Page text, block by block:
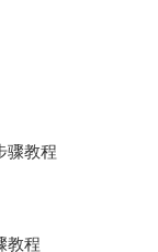
骤教程
教程